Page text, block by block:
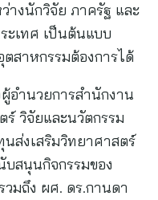
างนักวิจัย ภาครัฐ และ
ะเทศ เป็นต้นแบบ
สาหกรรมต้องการได้
อำนวยการสำนักงาน
ร์ วิจัยและนวัตกรรม
นส่งเสริมวิทยาศาสตร์
บสนุนกิจกรรมของ
วมถึง ผศ. ดร.กานดา